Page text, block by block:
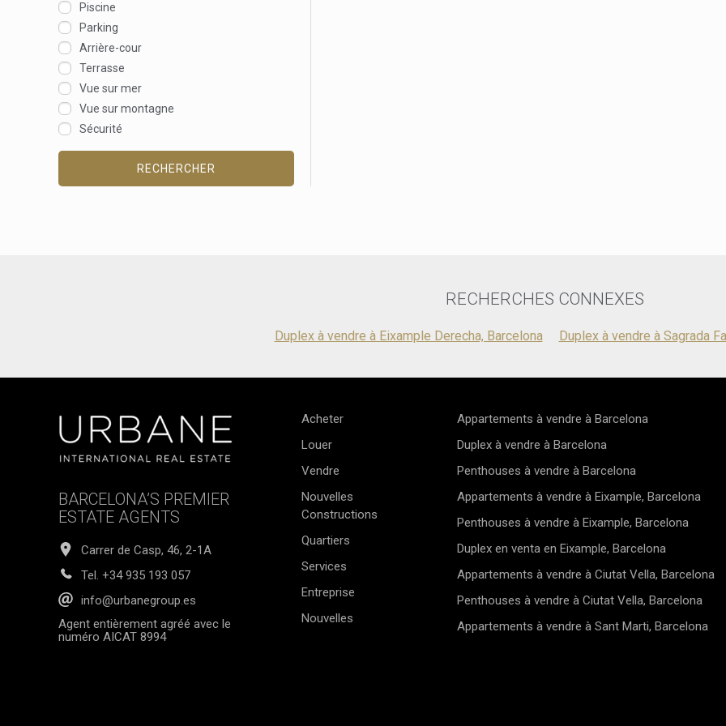
Piscine
Parking
Arrière-cour
Terrasse
Vue sur mer
Vue sur montagne
Sécurité
RECHERCHER
RECHERCHES CONNEXES
Duplex à vendre à Eixample Derecha, Barcelona Duplex à vendre à Sagrada
BARCELONA’S PREMIER
ESTATE AGENTS
Carrer de Casp, 46, 2-1A
Tel. +34 935 193 057
info@urbanegroup.es
Agent entièrement agréé avec le
numéro AICAT 8994
Acheter
Louer
Vendre
Nouvelles
Constructions
Quartiers
Services
Entreprise
Nouvelles
Appartements à vendre à Barcelona
Duplex à vendre à Barcelona
Penthouses à vendre à Barcelona
Appartements à vendre à Eixample, Barcelona
Penthouses à vendre à Eixample, Barcelona
Duplex en venta en Eixample, Barcelona
Appartements à vendre à Ciutat Vella, Barcelona
Penthouses à vendre à Ciutat Vella, Barcelona
Appartements à vendre à Sant Marti, Barcelona